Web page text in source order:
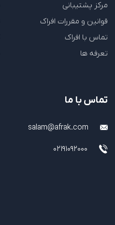
مرکز پشتیبانی
قوانین و مقررات افراک
تماس با افراک
تعرفه ها
تماس با ما
salam@afrak.com
02191092000